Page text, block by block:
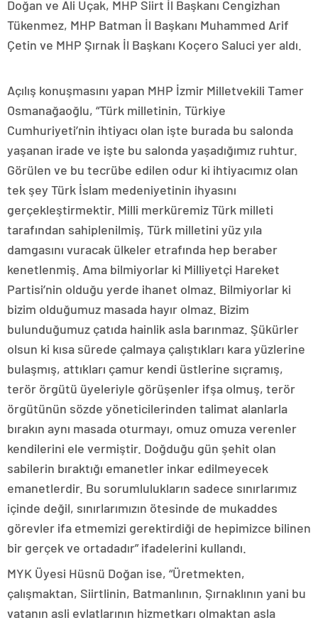
Doğan ve Ali Uçak, MHP Siirt İl Başkanı Cengizhan
Tükenmez, MHP Batman İl Başkanı Muhammed Arif
Çetin ve MHP Şırnak İl Başkanı Koçero Saluci yer aldı.
Açılış konuşmasını yapan MHP İzmir Milletvekili Tamer
Osmanağaoğlu, “Türk milletinin, Türkiye
Cumhuriyeti’nin ihtiyacı olan işte burada bu salonda
yaşanan irade ve işte bu salonda yaşadığımız ruhtur.
Görülen ve bu tecrübe edilen odur ki ihtiyacımız olan
tek şey Türk İslam medeniyetinin ihyasını
gerçekleştirmektir. Milli merküremiz Türk milleti
tarafından sahiplenilmiş, Türk milletini yüz yıla
damgasını vuracak ülkeler etrafında hep beraber
kenetlenmiş. Ama bilmiyorlar ki Milliyetçi Hareket
Partisi’nin olduğu yerde ihanet olmaz. Bilmiyorlar ki
bizim olduğumuz masada hayır olmaz. Bizim
bulunduğumuz çatıda hainlik asla barınmaz. Şükürler
olsun ki kısa sürede çalmaya çalıştıkları kara yüzlerine
bulaşmış, attıkları çamur kendi üstlerine sıçramış,
terör örgütü üyeleriyle görüşenler ifşa olmuş, terör
örgütünün sözde yöneticilerinden talimat alanlarla
bırakın aynı masada oturmayı, omuz omuza verenler
kendilerini ele vermiştir. Doğduğu gün şehit olan
sabilerin bıraktığı emanetler inkar edilmeyecek
emanetlerdir. Bu sorumlulukların sadece sınırlarımız
içinde değil, sınırlarımızın ötesinde de mukaddes
görevler ifa etmemizi gerektirdiği de hepimizce bilinen
bir gerçek ve ortadadır” ifadelerini kullandı.
MYK Üyesi Hüsnü Doğan ise, “Üretmekten,
çalışmaktan, Siirtlinin, Batmanlının, Şırnaklının yani bu
vatanın asli evlatlarının hizmetkarı olmaktan asla